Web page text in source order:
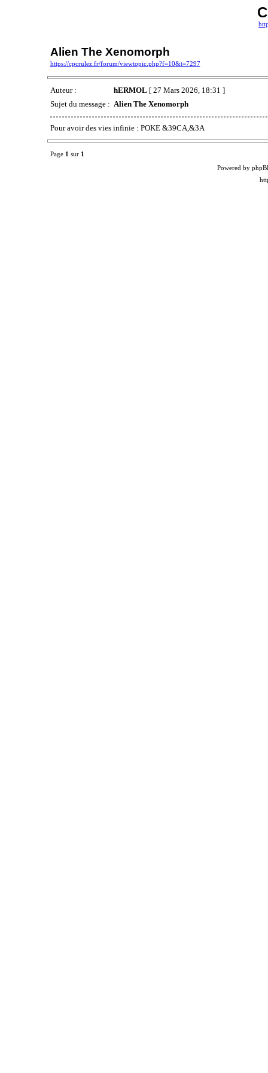
Alien The Xenomorph
https://cpcrulez.fr/forum/viewtopic.php?f=10&t=7297
Auteur : hERMOL [ 27 Mars 2026, 18:31 ]
Sujet du message : Alien The Xenomorph
Pour avoir des vies infinie : POKE &39CA,&3A
Page 1 sur 1
Powered by